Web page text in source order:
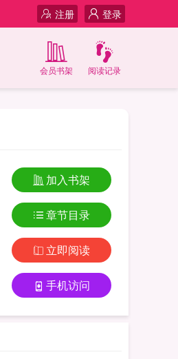
登录
注册
阅读记录
会员书架
加入书架
章节目录
立即阅读
手机访问